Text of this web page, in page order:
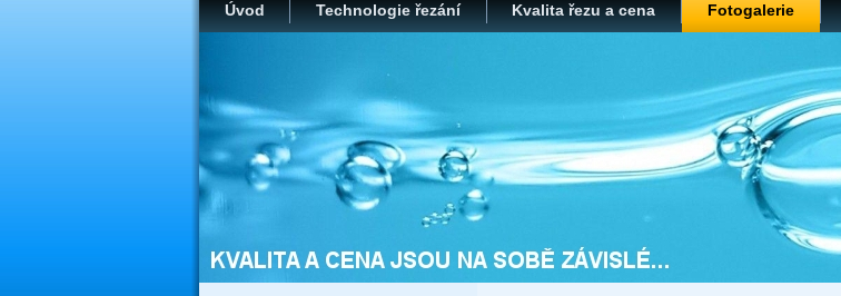
Úvod Technologie řezání Kvalita řezu a cena Fotogalerie